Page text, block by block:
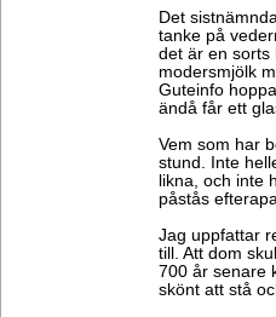
Det
tanke på
det är en sorts
modersmjölk
Guteinfo
ändå får ett
Vem som har
stund. Inte
likna, och inte
påstås
Jag uppfattar
till. Att dom
700 år senare
skönt att stå